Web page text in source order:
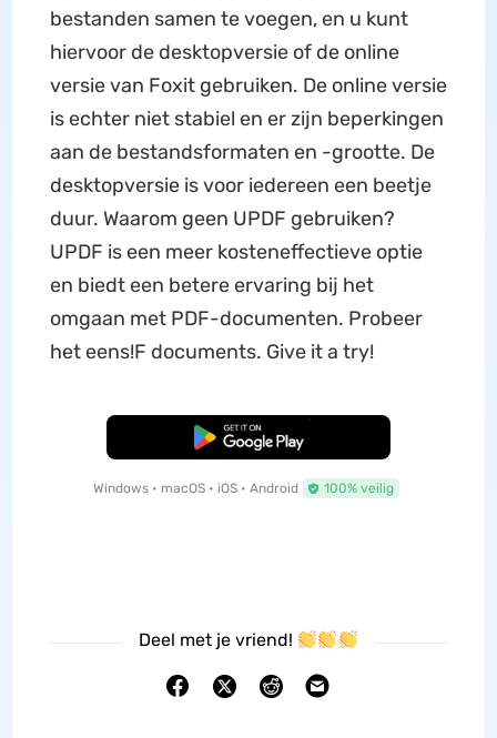
bestanden samen te voegen, en u kunt
hiervoor de desktopversie of de online
versie van Foxit gebruiken. De online versie
is echter niet stabiel en er zijn beperkingen
aan de bestandsformaten en -grootte. De
desktopversie is voor iedereen een beetje
duur. Waarom geen UPDF gebruiken?
UPDF is een meer kosteneffectieve optie
en biedt een betere ervaring bij het
omgaan met PDF-documenten. Probeer
het eens!F documents. Give it a try!
Gratis Download
Windows • macOS • iOS • Android 100% veilig
Deel met je vriend!